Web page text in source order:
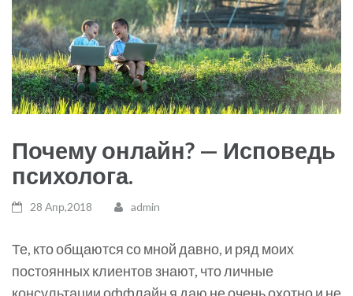
Почему онлайн? — Исповедь
психолога.
28 Апр,2018 admin
Те, кто общаются со мной давно, и ряд моих
постоянных клиентов знают, что личные